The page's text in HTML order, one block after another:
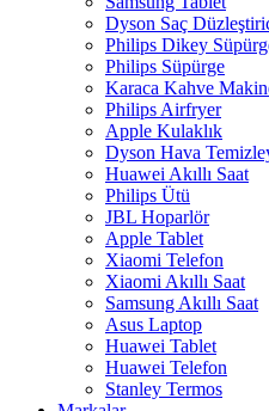
Dyson Saç
Philips Dikey
Philips Süpürge
Karaca Kahve
Philips Airfryer
Apple Kulaklık
Dyson Hava
Huawei Akıllı Saat
Philips Ütü
JBL Hoparlör
Apple Tablet
Xiaomi Telefon
Xiaomi Akıllı Saat
Samsung Akıllı Saat
Asus Laptop
Huawei Tablet
Huawei Telefon
Stanley Termos